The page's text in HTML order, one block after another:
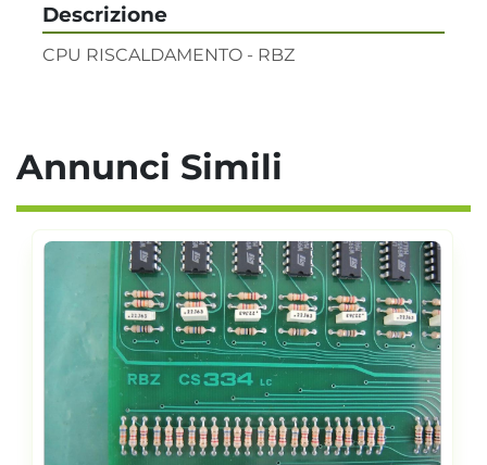
Descrizione
CPU RISCALDAMENTO - RBZ
Annunci Simili